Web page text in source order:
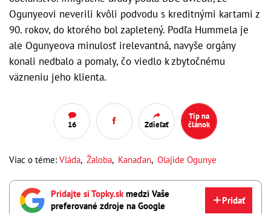
Ogunyeovi neverili kvôli podvodu s kreditnými kartami z
90. rokov, do ktorého bol zapletený. Podľa Hummela je
ale Ogunyeova minulosť irelevantná, navyše orgány
konali nedbalo a pomaly, čo viedlo k zbytočnému
väzneniu jeho klienta.
16 Zdieľať
Tip na
článok
Viac o téme: Vláda, Žaloba, Kanaďan, Olajide Ogunye
Pridajte si Topky.skmedzi Vaše
preferované zdroje na Google
Pridať